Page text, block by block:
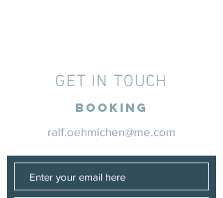
GET IN TOUCH
Booking
ralf.oehmichen@me.com